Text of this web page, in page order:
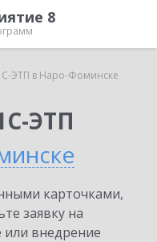
8
ЭТП в Наро-Фоминске
ЭТП
карточками,
заявку на
внедрение